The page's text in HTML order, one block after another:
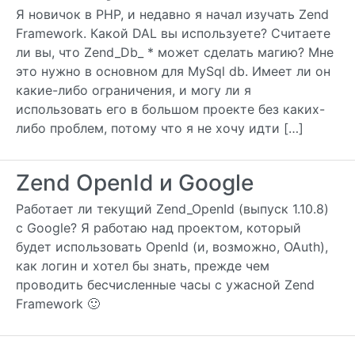
Я новичок в PHP, и недавно я начал изучать Zend
Framework. Какой DAL вы используете? Считаете
ли вы, что Zend_Db_ * может сделать магию? Мне
это нужно в основном для MySql db. Имеет ли он
какие-либо ограничения, и могу ли я
использовать его в большом проекте без каких-
либо проблем, потому что я не хочу идти […]
Zend OpenId и Google
Работает ли текущий Zend_OpenId (выпуск 1.10.8)
с Google? Я работаю над проектом, который
будет использовать OpenId (и, возможно, OAuth),
как логин и хотел бы знать, прежде чем
проводить бесчисленные часы с ужасной Zend
Framework 🙂